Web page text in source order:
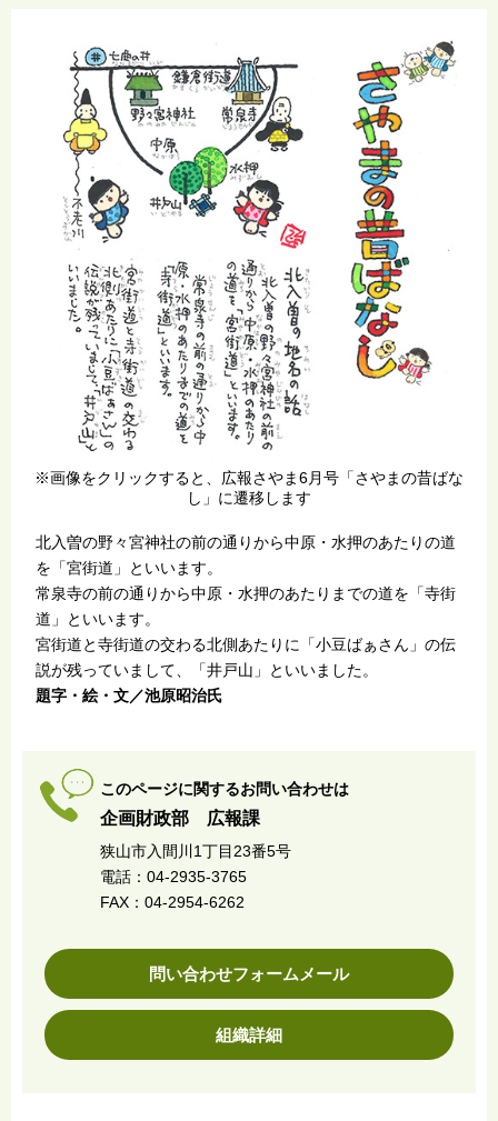
※画像をクリックすると、広報さやま6月号「さやまの昔ばな
し」に遷移します
北入曽の野々宮神社の前の通りから中原・水押のあたりの道
を「宮街道」といいます。
常泉寺の前の通りから中原・水押のあたりまでの道を「寺街
道」といいます。
宮街道と寺街道の交わる北側あたりに「小豆ばぁさん」の伝
説が残っていまして、「井戸山」といいました。
題字・絵・文／池原昭治氏
このページに関するお問い合わせは
企画財政部 広報課
狭山市入間川1丁目23番5号
電話：04-2935-3765
FAX：04-2954-6262
問い合わせフォームメール
組織詳細